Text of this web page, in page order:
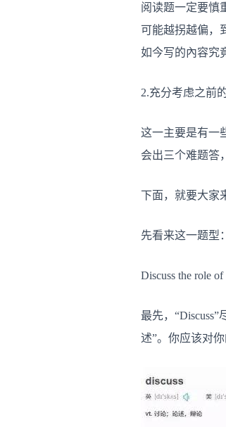
阅读题一定要慎
可能越拐越偏，
如今写的內容究
2.充分考虑之前
这一主要是有一
会出三个难题答
下面，就要大家
先看来这一题型：
Discuss the role
最先，
述”。你应该对